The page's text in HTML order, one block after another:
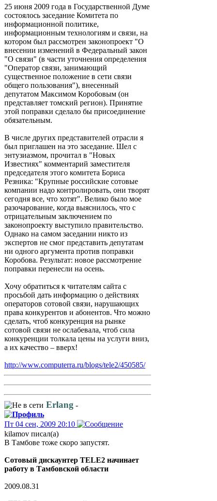
25 июня 2009 года в Государственной Думе
состоялось заседание Комитета по
информационной политике,
информационным технологиям и связи, на
котором был рассмотрен законопроект "О
внесении изменений в Федеральный закон
"О связи" (в части уточнения определения
"Оператор связи, занимающий
существенное положение в сети связи
общего пользования"), внесенный
депутатом Максимом Коробовым (он
представляет томский регион). Принятие
этой поправки сделало бы присоединение
обязательным.
В числе других представителей отрасли я
был приглашен на это заседание. Шел с
энтузиазмом, прочитал в "Новых
Известиях" комментарий заместителя
председателя этого комитета Бориса
Резника: "Крупные российские сотовые
компании надо контролировать, они творят
сегодня все, что хотят". Велико было мое
разочарование, когда выяснилось, что с
отрицательным заключением по
законопроекту выступило правительство.
Однако на самом заседании никто из
экспертов не смог представить депутатам
ни одного аргумента против поправки
Коробова. Результат: новое рассмотрение
поправки перенесли на осень.
Хочу обратиться к читателям сайта с
просьбой дать информацию о действиях
операторов сотовой связи, нарушающих
права конкурентов и абонентов. Что можно
сделать, чтоб конкуренция на рынке
сотовой связи не ослабевала, чтоб сила
конкуренции толкала цены на услуги вниз,
а их качество – вверх!
http://www.computerra.ru/blogs/tele2/450585/
Erlang -
Пт 04 сен, 2009 20:10
kilamov писал(а)
В Тамбове тоже скоро запустят.
Сотовый дискаунтер TELE2 начинает
работу в Тамбовской области
2009.08.31